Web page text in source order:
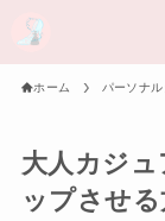
ホーム パーソナ
大人カジ
ップさせ